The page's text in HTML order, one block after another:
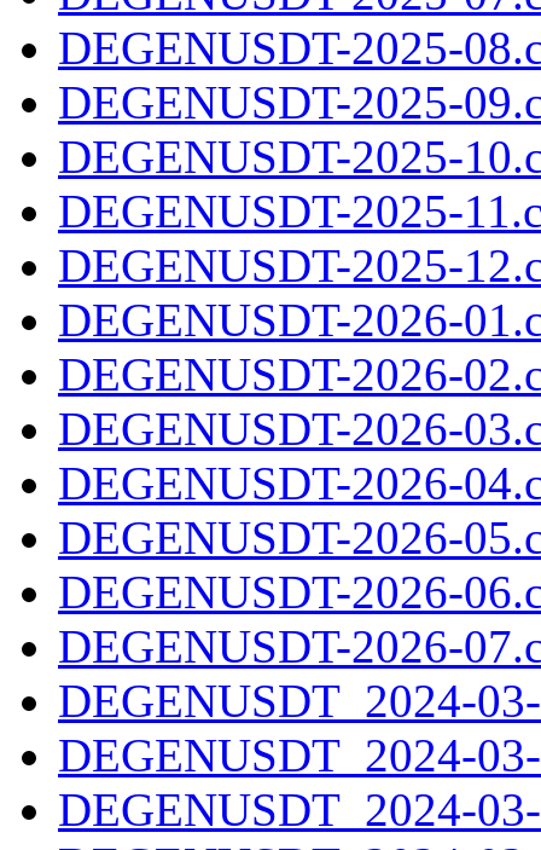
DEGENUSDT-2025-
DEGENUSDT-2025-
DEGENUSDT-2025-
DEGENUSDT-2025-
DEGENUSDT-2025-
DEGENUSDT-2026-
DEGENUSDT-2026-
DEGENUSDT-2026-
DEGENUSDT-2026-
DEGENUSDT-2026-
DEGENUSDT-2026-
DEGENUSDT-2026-
DEGENUSDT_2024-
DEGENUSDT_2024-
DEGENUSDT_2024-